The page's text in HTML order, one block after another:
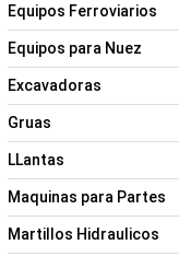
Equipos Ferroviarios
Equipos para Nuez
Excavadoras
Gruas
LLantas
Maquinas para Partes
Martillos Hidraulicos